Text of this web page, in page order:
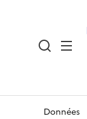
Données